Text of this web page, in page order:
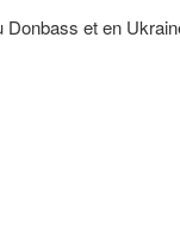
Donbass et en